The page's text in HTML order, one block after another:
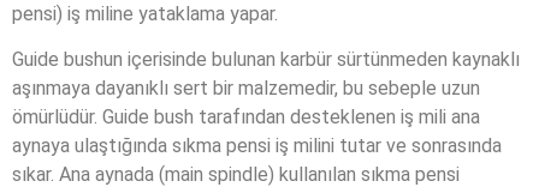
pensi) iş miline yataklama yapar.
Guide bushun içerisinde bulunan karbür sürtünmeden kaynaklı
aşınmaya dayanıklı sert bir malzemedir, bu sebeple uzun
ömürlüdür. Guide bush tarafından desteklenen iş mili ana
aynaya ulaştığında sıkma pensi iş milini tutar ve sonrasında
sıkar. Ana aynada (main spindle) kullanılan sıkma pensi